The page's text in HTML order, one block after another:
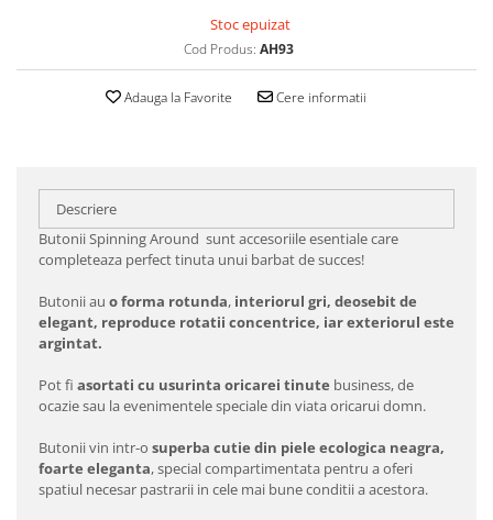
Stoc epuizat
Cod Produs: AH93
Adauga la Favorite Cere informatii
Descriere
Butonii Spinning Around sunt accesoriile esentiale care
completeaza perfect tinuta unui barbat de succes!
Butonii au o forma rotunda, interiorul gri, deosebit de
elegant, reproduce rotatii concentrice, iar exteriorul este
argintat.
Pot fi asortati cu usurinta oricarei tinute business, de
ocazie sau la evenimentele speciale din viata oricarui domn.
Butonii vin intr-o superba cutie din piele ecologica neagra,
foarte eleganta, special compartimentata pentru a oferi
spatiul necesar pastrarii in cele mai bune conditii a acestora.